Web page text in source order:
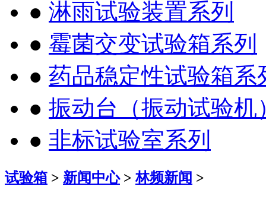
● 淋雨试验装置系列
● 霉菌交变试验箱系列
● 药品稳定性试验箱系
● 振动台（振动试验机
● 非标试验室系列
试验箱 > 新闻中心>林频新闻 >